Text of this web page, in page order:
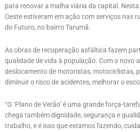
para renovar a malha viária da capital.
Oeste estiveram em ação com serviços nas
do Futuro, no bairro Tarumã.
As obras de recuperação asfáltica fazem
qualidade de vida à população. Com o novo
deslocamento de motoristas, motociclistas,
diminuir o risco de acidentes, melhorar o
“O ‘Plano de Verão’ é uma grande força-
chega também dignidade, segurança e
trabalho, e é isso que estamos fazendo,